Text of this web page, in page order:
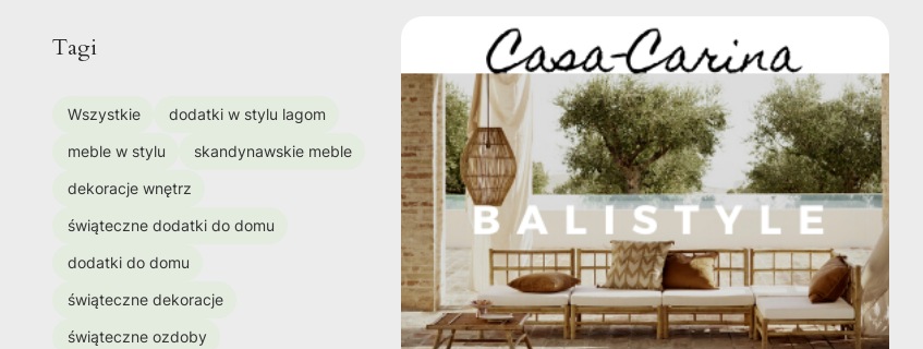
Tagi
Wszystkie
dodatki w stylu lagom
meble w stylu
skandynawskie meble
dekoracje wnętrz
świąteczne dodatki do domu
dodatki do domu
świąteczne dekoracje
świąteczne ozdoby